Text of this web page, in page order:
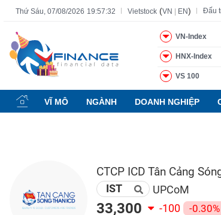
Thứ Sáu, 07/08/2026 19:57:33 Vietstock (VN EN) Đấu
VN-Index
HNX-Index
VS 100
VĨ MÔ NGÀNH DOANH NGHIỆP
CTCP ICD Tân Cảng
IST UPCoM
33,300 -100 -0.30%
Tất cả Tính năng Ngành Mã chứng khoán
Tính
năng
(-)
KHOÁN